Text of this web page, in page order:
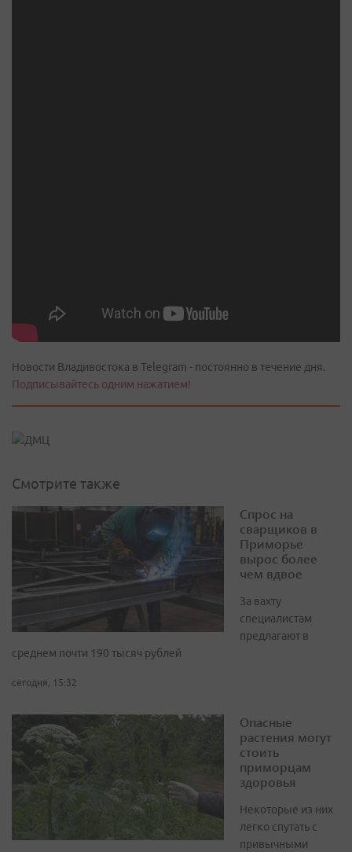
Новости Владивостока в Telegram - постоянно в течение дня.
Подписывайтесь одним нажатием!
Смотрите также
Спрос на
сварщиков в
Приморье
вырос более
чем вдвое
За вахту
специалистам
предлагают в
среднем почти 190 тысяч рублей
сегодня, 15:32
Опасные
растения могут
стоить
приморцам
здоровья
Некоторые из них
легко спутать с
привычными